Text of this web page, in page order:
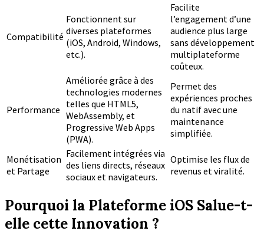
Compatibilité
Fonctionnent sur
diverses plateformes
(iOS, Android, Windows,
etc.).
Facilite
l’engagement d’une
audience plus large
sans développement
multiplateforme
coûteux.
Performance
Améliorée grâce à des
technologies modernes
telles que HTML5,
WebAssembly, et
Progressive Web Apps
(PWA).
Permet des
expériences proches
du natif avec une
maintenance
simplifiée.
Monétisation
et Partage
Facilement intégrées via
des liens directs, réseaux
sociaux et navigateurs.
Optimise les flux de
revenus et viralité.
Pourquoi la Plateforme iOS Salue-t-
elle cette Innovation ?